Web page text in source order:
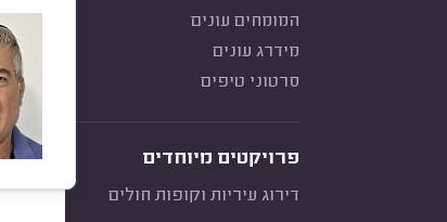
המומחים עונים
מידרג עונים
סרטוני טיפים
פרויקטים מיוחדים
דירוג עיריות וקופות חולים